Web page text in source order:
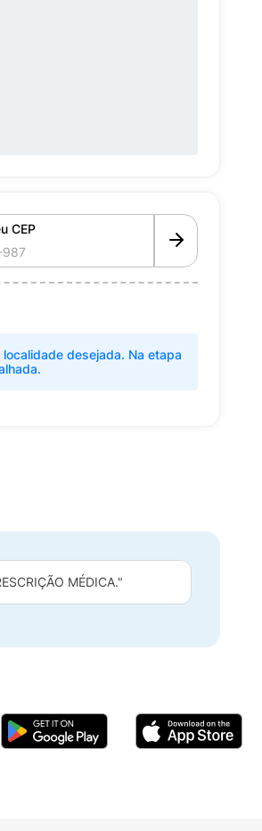
CEP
desejada. Na etapa
MÉDICA."